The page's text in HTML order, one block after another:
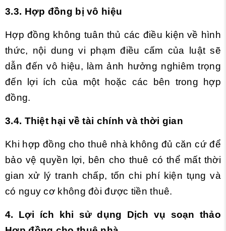
3.3. Hợp đồng bị vô hiệu
Hợp đồng không tuân thủ các điều kiện về hình
thức, nội dungvi phạm điều cấm của luật sẽ
dẫn đến vô hiệu, làm ảnh hưởng nghiêm trọng
đến lợi ích của một hoặc các bên trong hợp
đồng.
3.4. Thiệt hại về tài chính và thời gian
Khi hợp đồng cho thuê nhà không đủ căn cứ để
bảo vệ quyền lợi, bên cho thuê có thể mất thời
gian xử lý tranh chấp, tốn chi phí kiện tụng và
có nguy cơ không đòi được tiền thuê.
4. Lợi ích khi sử dụng Dịch vụ soạn thảo